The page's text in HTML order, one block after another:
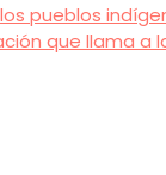
pueblos
que llama